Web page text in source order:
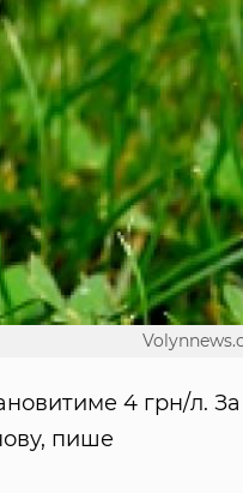
4 грн/л.
пише